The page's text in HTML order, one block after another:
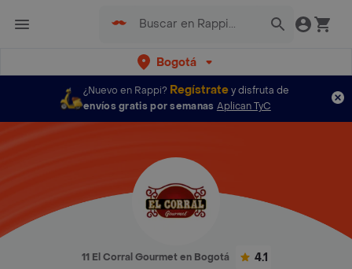
Bogotá
¿Nuevo en Rappi? Regístratey disfruta de
envíos gratis por semanas Aplican TyC
11 El Corral Gourmet en Bogotá 4.1